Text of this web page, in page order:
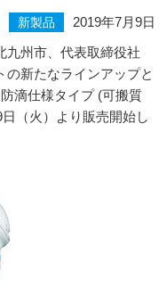
新製品
2019年7月9日
州市、代表取締役社
新たなラインアップと
滴仕様タイプ(可搬質
日（火）より販売開始し